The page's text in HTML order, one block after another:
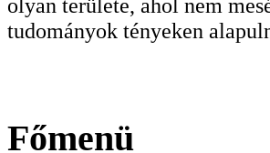
olyan területe, ahol nem
tudományok tényeken
Főmenü